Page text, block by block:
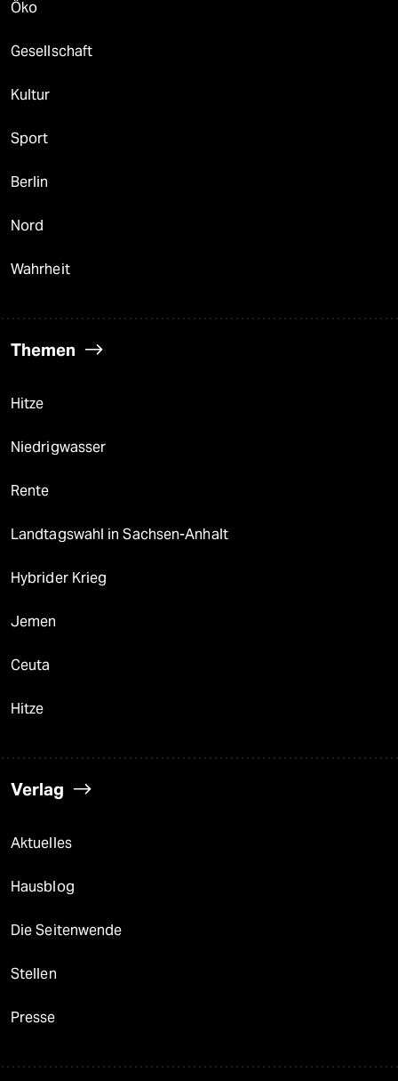
Öko
Gesellschaft
Kultur
Sport
Berlin
Nord
Wahrheit
Themen
Hitze
Niedrigwasser
Rente
Landtagswahl in Sachsen-Anhalt
Hybrider Krieg
Jemen
Ceuta
Hitze
Verlag
Aktuelles
Hausblog
Die Seitenwende
Stellen
Presse